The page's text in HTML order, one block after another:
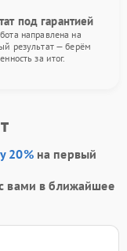
под гарантией
направлена на
результат — берём
за итог.
20%на первый
вами в ближайшее